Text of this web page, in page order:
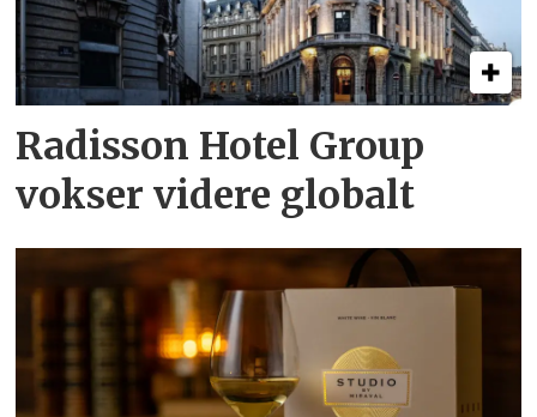
Radisson Hotel Group
vokser videre globalt